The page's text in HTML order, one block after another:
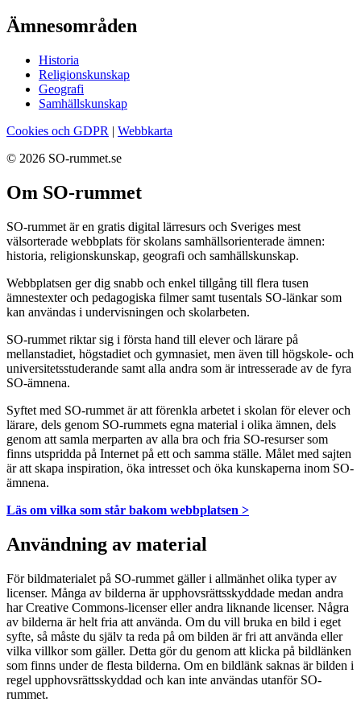
Ämnesområden
Historia
Religionskunskap
Geografi
Samhällskunskap
Cookies och GDPR | Webbkarta
© 2026 SO-rummet.se
Om SO-rummet
SO-rummet är en gratis digital lärresurs och Sveriges mest
välsorterade webbplats för skolans samhällsorienterade ämnen:
historia, religionskunskap, geografi och samhällskunskap.
Webbplatsen ger dig snabb och enkel tillgång till flera tusen
ämnestexter och pedagogiska filmer samt tusentals SO-länkar som
kan användas i undervisningen och skolarbeten.
SO-rummet riktar sig i första hand till elever och lärare på
mellanstadiet, högstadiet och gymnasiet, men även till högskole- och
universitetsstuderande samt alla andra som är intresserade av de fyra
SO-ämnena.
Syftet med SO-rummet är att förenkla arbetet i skolan för elever och
lärare, dels genom SO-rummets egna material i olika ämnen, dels
genom att samla merparten av alla bra och fria SO-resurser som
finns utspridda på Internet på ett och samma ställe. Målet med sajten
är att skapa inspiration, öka intresset och öka kunskaperna inom SO-
ämnena.
Läs om vilka som står bakom webbplatsen >
Användning av material
För bildmaterialet på SO-rummet gäller i allmänhet olika typer av
licenser. Många av bilderna är upphovsrättsskyddade medan andra
har Creative Commons-licenser eller andra liknande licenser. Några
av bilderna är helt fria att använda. Om du vill bruka en bild i eget
syfte, så måste du själv ta reda på om bilden är fri att använda eller
vilka villkor som gäller. Detta gör du genom att klicka på bildlänken
som finns under de flesta bilderna. Om en bildlänk saknas är bilden i
regel upphovsrättsskyddad och kan inte användas utanför SO-
rummet.